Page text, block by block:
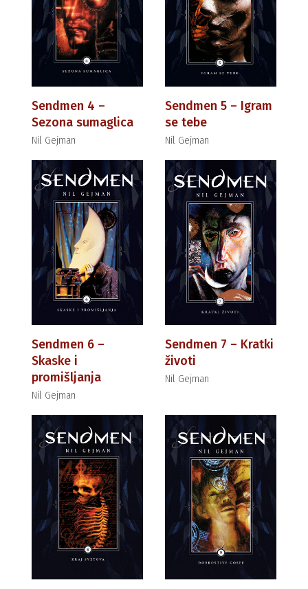
Sendmen 4 –
Sezona sumaglica
Nil Gejman
Sendmen 5 – Igram
se tebe
Nil Gejman
Sendmen 6 –
Skaske i
promišljanja
Nil Gejman
Sendmen 7 – Kratki
životi
Nil Gejman